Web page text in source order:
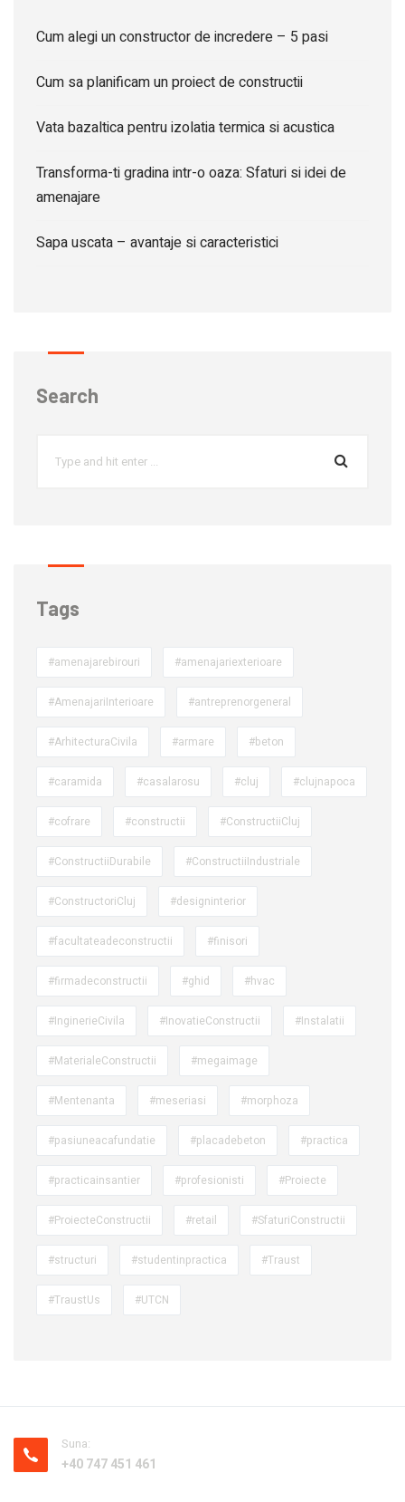
Cum alegi un constructor de incredere – 5 pasi
Cum sa planificam un proiect de constructii
Vata bazaltica pentru izolatia termica si acustica
Transforma-ti gradina intr-o oaza: Sfaturi si idei de
amenajare
Sapa uscata – avantaje si caracteristici
Search
Tags
#amenajarebirouri #amenajariexterioare
#AmenajariInterioare #antreprenorgeneral
#ArhitecturaCivila #armare #beton
#caramida #casalarosu #cluj #clujnapoca
#cofrare #constructii #ConstructiiCluj
#ConstructiiDurabile #ConstructiiIndustriale
#ConstructoriCluj #designinterior
#facultateadeconstructii #finisori
#firmadeconstructii #ghid #hvac
#InginerieCivila #InovatieConstructii #Instalatii
#MaterialeConstructii #megaimage
#Mentenanta #meseriasi #morphoza
#pasiuneacafundatie #placadebeton #practica
#practicainsantier #profesionisti #Proiecte
#ProiecteConstructii #retail #SfaturiConstructii
#structuri #studentinpractica #Traust
#TraustUs #UTCN
Suna:
+40 747 451 461